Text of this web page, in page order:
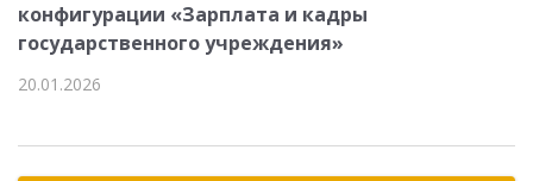
конфигурации «Зарплата и кадры
государственного учреждения»
20.01.2026